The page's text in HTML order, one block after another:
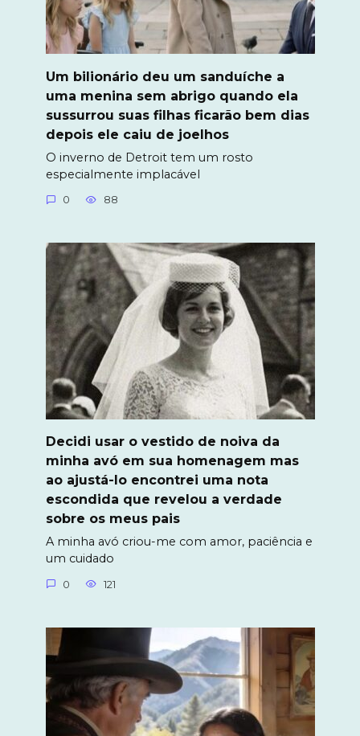
Um bilionário deu um sanduíche a
uma menina sem abrigo quando ela
sussurrou suas filhas ficarão bem dias
depois ele caiu de joelhos
O inverno de Detroit tem um rosto
especialmente implacável
0 88
Decidi usar o vestido de noiva da
minha avó em sua homenagem mas
ao ajustá-lo encontrei uma nota
escondida que revelou a verdade
sobre os meus pais
A minha avó criou-me com amor, paciência e
um cuidado
0 121